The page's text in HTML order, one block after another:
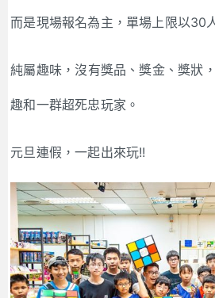
而是現場報名為主，單場上限以30
純屬趣味，沒有獎品、獎金、獎狀
趣和一群超死忠玩家。
元旦連假，一起出來玩!!